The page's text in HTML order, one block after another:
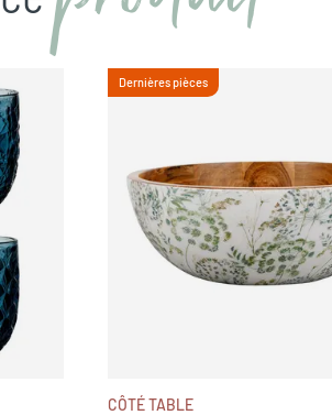
Dernières pièces
CÔTÉ TABLE